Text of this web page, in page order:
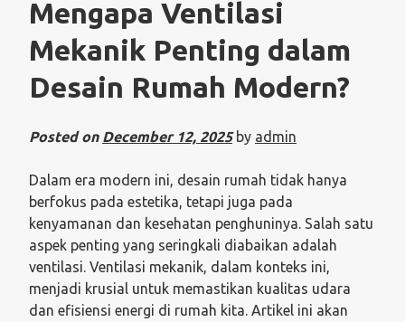
Mengapa Ventilasi
Mekanik Penting dalam
Desain Rumah Modern?
Posted on December 12, 2025by admin
Dalam era modern ini, desain rumah tidak hanya
berfokus pada estetika, tetapi juga pada
kenyamanan dan kesehatan penghuninya. Salah satu
aspek penting yang seringkali diabaikan adalah
ventilasi. Ventilasi mekanik, dalam konteks ini,
menjadi krusial untuk memastikan kualitas udara
dan efisiensi energi di rumah kita. Artikel ini akan